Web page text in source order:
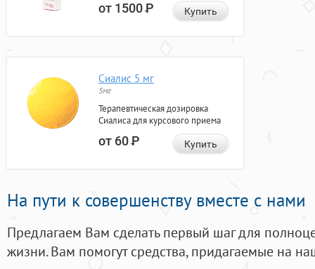
от 1500Р Купить
Сиалис 5 мг
5мг
Терапевтическая дозировка
Сиалиса для курсового приема
от 60Р Купить
На пути к совершенству вместе с нами
Предлагаем Вам сделать первый шаг для
жизни. Вам помогут средства, придагаемые на